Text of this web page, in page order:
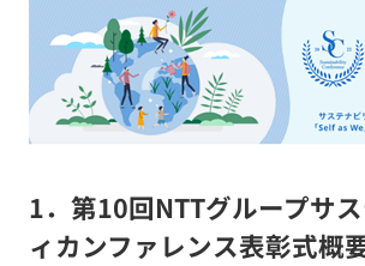
1．第10回NTTグループサ
ィカンファレンス表彰式概